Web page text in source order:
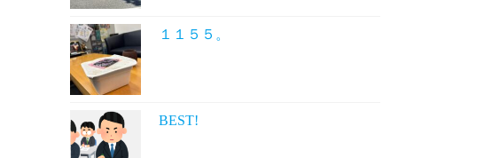
１１５５。
BEST!